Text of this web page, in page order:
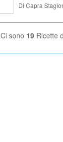
Di Capra
Ci sono 19 Ricette